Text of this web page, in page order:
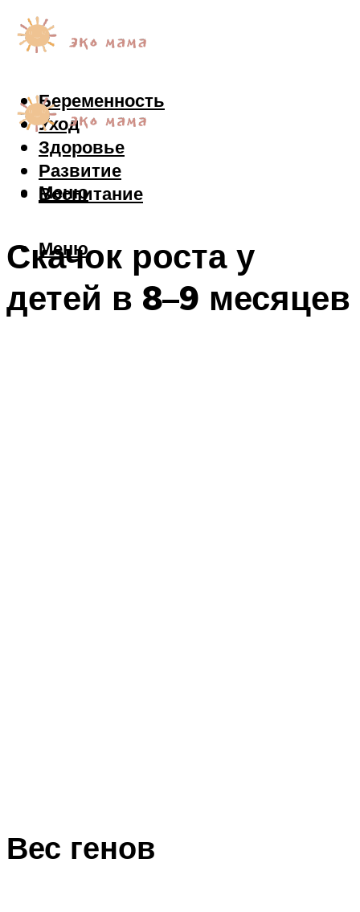
Беременность
Уход
Здоровье
Развитие
Воспитание
Меню
Меню
Скачок роста у
детей в 8–9 месяцев
Вес генов